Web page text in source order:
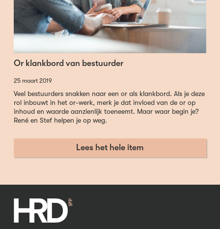
Or klankbord van bestuurder
25 maart 2019
Veel bestuurders snakken naar een or als klankbord. Als je deze
rol inbouwt in het or-werk, merk je dat invloed van de or op
inhoud en waarde aanzienlijk toeneemt. Maar waar begin je?
René en Stef helpen je op weg.
Lees het hele item